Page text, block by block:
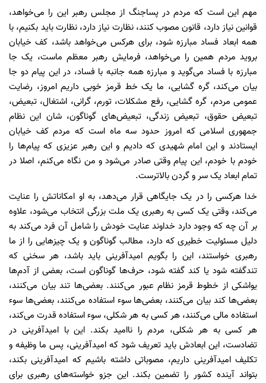
مهم این است که مردم در پساجنگ از مجلس رهبر این را می‌خواهد،
قوانین نیاز دارد، قانون مصوب کنند، نظارت نیاز دارد، نظارت باید بکنیم، با
همه ابعاد فساد مبارزه شود، برای هرکس می‌خواهد باشد، کف خیابان
بروید مردم همین را می‌خواهد، فرمایش رهبر معظم ماست، یک جا
مبارزه با فساد می‌گوید و مبارزه همه جانبه با فساد، در این پیام دو جا
بیان می‌کند، گره گشایی، ما یک خط قرمز خوبی داریم امروز، رضایت
عمومی مردم، گره گشایی، رفع مشکلات، تورم، گرانی، اشتغال، تبعیض،
تبعیض حقوق، تبعیض زندگی، تبعیض‌های گوناگون، شان این نظام
جمهوری اسلامی که امروز حدود سه ماه است که مردم کف خیابان
ایستادند و این امام شهیدی که دادیم و این رهبر عزیزی که پیام‌ها را
خودم با خودم، این پیام وقتی صادر می‌شود و من نگاه می‌کنم، اصلا در
تمام ابعاد یک سر و گردن بالاترست.
خدا هرکسی را در یک جایگاهی قرار می‌دهد، به او امکاناتش را عنایت
می‌کند، وقتی یک کسی به رهبری یک ملت بزرگی انتخاب می‌شود، علاوه
بر آن چه که وجود دارد خداوند عنایت خودش را شامل آن فرد می‌کند به
دلیل مسئولیت خطیری که دارد، مطالب گوناگون و یک چیز‌هایی را از ما
رهبری خواستند، این را بگویم امیدآفرینی باید باشد، هر سخنی که
تندگفته شود یا کند گفته شود، حرف‌ها گوناگون است، بعضی از آدم‌ها
یواشکی از خطوط قرمز نظام عبور می‌کنند. بعضی‌ها تند بیان می‌کنند،
بعضی‌ها کند بیان می‌کنند، بعضی‌ها سوء استفاده می‌کنند، بعضی‌ها سوء
استفاده مالی می‌کنند، هر کسی به هر شکلی، سوء استفاده قدرت می‌کند،
هر کسی به هر شکلی، مردم را ناامید بکند. این با امیدآفرینی در
تضادست، این ابعادش باید تعریف شود که امیدآفرینی، پس ما وظیفه و
تکلیف امیدآفرینی داریم، مصوباتی داشته باشیم که امیدآفرینی بکند،
بتواند آینده کشور را تضمین بکند. این جزو خواسته‌های رهبری برای